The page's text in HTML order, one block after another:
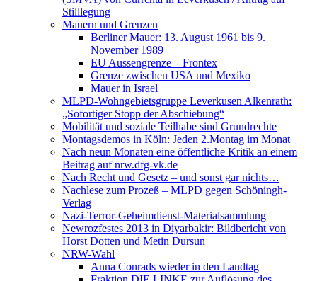
Stilllegung
Mauern und Grenzen
Berliner Mauer: 13. August 1961 bis 9.
November 1989
EU Aussengrenze – Frontex
Grenze zwischen USA und Mexiko
Mauer in Israel
MLPD-Wohngebietsgruppe Leverkusen Alkenrath:
„Sofortiger Stopp der Abschiebung“
Mobilität und soziale Teilhabe sind Grundrechte
Montagsdemos in Köln: Jeden 2.Montag im Monat
Nach neun Monaten eine öffentliche Kritik an einem
Beitrag auf nrw.dfg-vk.de
Nach Recht und Gesetz – und sonst gar nichts…
Nachlese zum Prozeß – MLPD gegen Schöningh-
Verlag
Nazi-Terror-Geheimdienst-Materialsammlung
Newrozfestes 2013 in Diyarbakir: Bildbericht von
Horst Dotten und Metin Dursun
NRW-Wahl
Anna Conrads wieder in den Landtag